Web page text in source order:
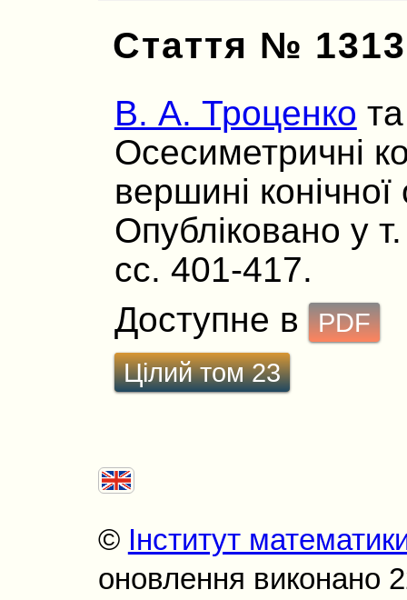
Стаття № 1313
В. А. Троценко
Осесиметричні
вершині
Опубліковано у
сс. 401-417.
Доступне в
PDF
Цілий том 23
© Інститут
оновлення виконано